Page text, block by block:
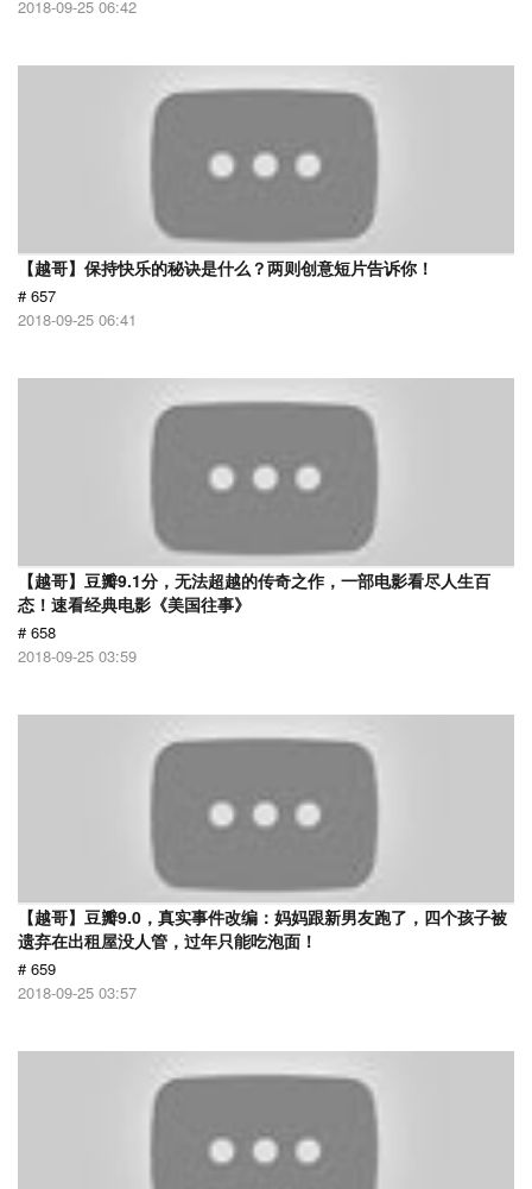
2018-09-25 06:42
【越哥】保持快乐的秘诀是什么？两则创意短片告诉你！
# 657
2018-09-25 06:41
【越哥】豆瓣9.1分，无法超越的传奇之作，一部电影看尽人生百
态！速看经典电影《美国往事》
# 658
2018-09-25 03:59
【越哥】豆瓣9.0，真实事件改编：妈妈跟新男友跑了，四个孩子被
遗弃在出租屋没人管，过年只能吃泡面！
# 659
2018-09-25 03:57